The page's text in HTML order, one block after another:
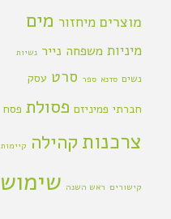
מוצרים מיחזור מים
מיניות משפחה נייר נשיות
נשים סדנא ספר סרט עסק
חברתי פמיניזם פסולת פסח
צרכנות קהילה קיימות
קישורים ראש השנה שימוש